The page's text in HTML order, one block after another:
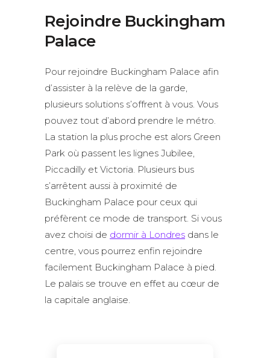
Rejoindre Buckingham
Palace
Pour rejoindre Buckingham Palace afin
d’assister à la relève de la garde,
plusieurs solutions s’offrent à vous. Vous
pouvez tout d’abord prendre le métro.
La station la plus proche est alors Green
Park où passent les lignes Jubilee,
Piccadilly et Victoria. Plusieurs bus
s’arrêtent aussi à proximité de
Buckingham Palace pour ceux qui
préfèrent ce mode de transport. Si vous
avez choisi de dormir à Londres dans le
centre, vous pourrez enfin rejoindre
facilement Buckingham Palace à pied.
Le palais se trouve en effet au cœur de
la capitale anglaise.